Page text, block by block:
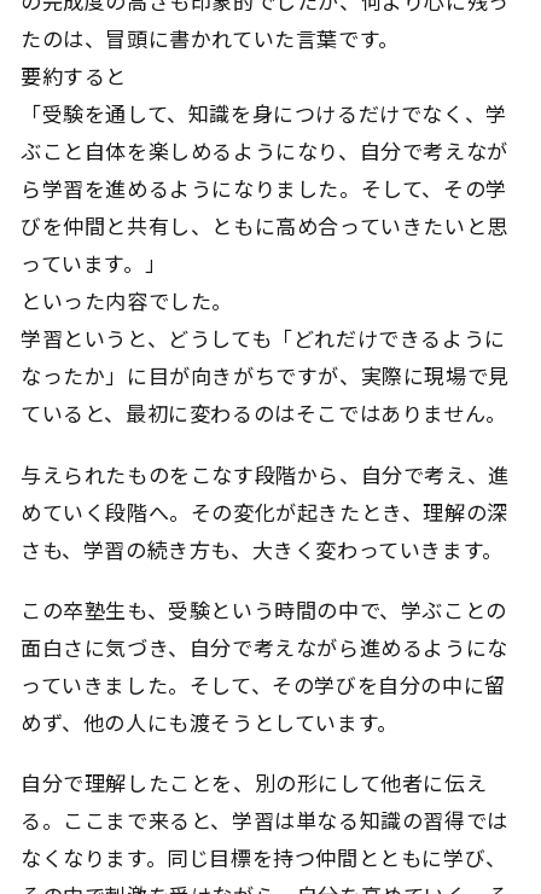
たのは、冒頭に書かれていた言葉です。
要約すると
「受験を通して、知識を身につけるだけでなく、学
ぶこと自体を楽しめるようになり、自分で考えなが
ら学習を進めるようになりました。そして、その学
びを仲間と共有し、ともに高め合っていきたいと思
っています。」
といった内容でした。
学習というと、どうしても「どれだけできるように
なったか」に目が向きがちですが、実際に現場で見
ていると、最初に変わるのはそこではありません。
与えられたものをこなす段階から、自分で考え、進
めていく段階へ。その変化が起きたとき、理解の深
さも、学習の続き方も、大きく変わっていきます。
この卒塾生も、受験という時間の中で、学ぶことの
面白さに気づき、自分で考えながら進めるようにな
っていきました。そして、その学びを自分の中に留
めず、他の人にも渡そうとしています。
自分で理解したことを、別の形にして他者に伝え
る。ここまで来ると、学習は単なる知識の習得では
なくなります。同じ目標を持つ仲間とともに学び、